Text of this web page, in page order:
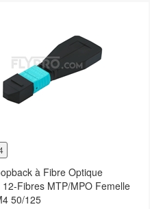
à Fibre Optique
Fibres MTP/MPO Femelle
50/125